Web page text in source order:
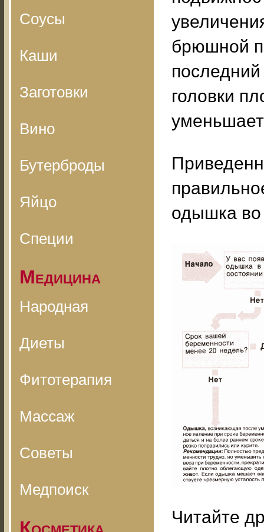
Соусы
Каши
Заготовки
Вино
Бутерброды
Яйцо
Специи
Медицина
Народная
Диеты
Фитотерапия
Массаж
Советы
Медпоиск
брюшной
головки
одышка во
Читайте